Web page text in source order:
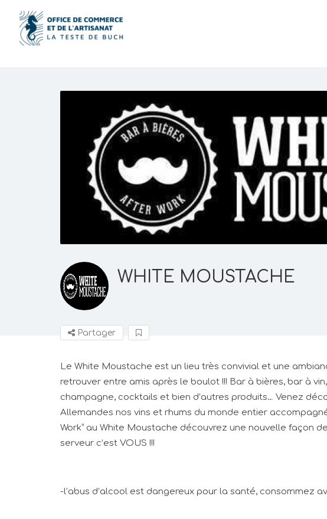
WHITE MOUSTACHE
Partager
Le White Moustache est un lieu très convivial et une
retrouver entre amis après le boulot !!! Bar à bières, bar à
champagne, cocktails et bien d’autres produits… Venez
Allemandes nos vins et rhums du monde entier
Work“ au White Moustache découvrez une nouvelle façon
serveur c’est VOUS !!!
-l’abus d’alcool est dangereux pour la santé, consommez